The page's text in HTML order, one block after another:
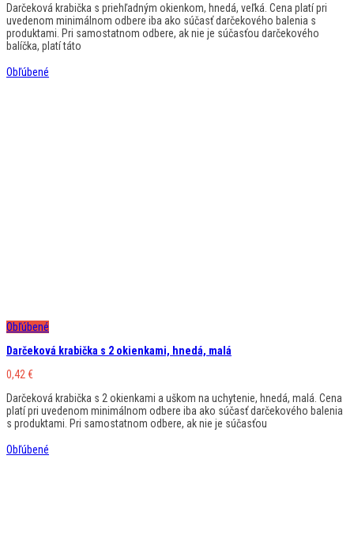
Darčeková krabička s priehľadným okienkom, hnedá, veľká. Cena platí pri
uvedenom minimálnom odbere iba ako súčasť darčekového balenia s
produktami. Pri samostatnom odbere, ak nie je súčasťou darčekového
balíčka, platí táto
Obľúbené
Obľúbené
Darčeková krabička s 2 okienkami, hnedá, malá
0,42 €
Darčeková krabička s 2 okienkami a uškom na uchytenie, hnedá, malá. Cena
platí pri uvedenom minimálnom odbere iba ako súčasť darčekového balenia
s produktami. Pri samostatnom odbere, ak nie je súčasťou
Obľúbené